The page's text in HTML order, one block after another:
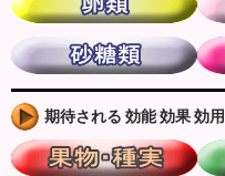
期待される 効能 効果 効用